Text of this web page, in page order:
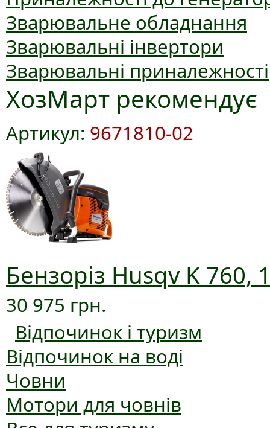
Зварювальне обладнання
Зварювальні інвертори
Зварювальні приналежності
ХозМарт рекомендує
Артикул: 9671810-02
Бензоріз Husqv K 760,
30 975 грн.
Відпочинок і туризм
Відпочинок на воді
Човни
Мотори для човнів